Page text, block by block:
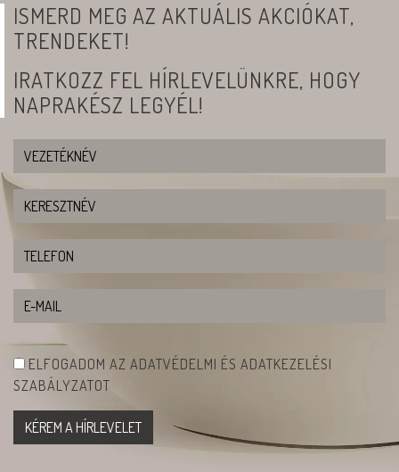
ISMERD MEG AZ AKTUÁLIS AKCIÓKAT,
TRENDEKET!
IRATKOZZ FEL HÍRLEVELÜNKRE, HOGY
NAPRAKÉSZ LEGYÉL!
ELFOGADOM AZ ADATVÉDELMI ÉS ADATKEZELÉSI
SZABÁLYZATOT